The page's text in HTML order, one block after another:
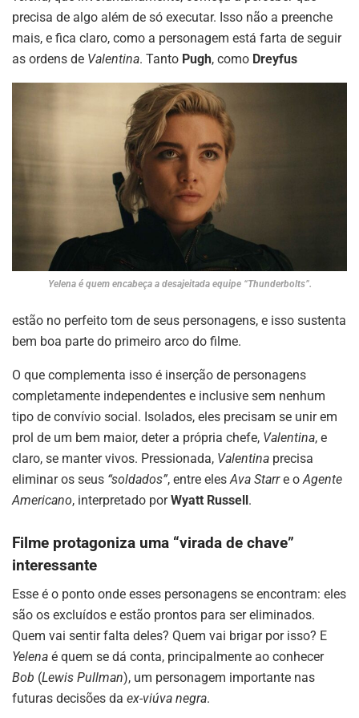
precisa de algo além de só executar. Isso não a preenche
mais, e fica claro, como a personagem está farta de seguir
as ordens de Valentina. Tanto Pugh, como Dreyfus
Yelena é quem encabeça a desajeitada equipe “Thunderbolts”.
estão no perfeito tom de seus personagens, e isso sustenta
bem boa parte do primeiro arco do filme.
O que complementa isso é inserção de personagens
completamente independentes e inclusive sem nenhum
tipo de convívio social. Isolados, eles precisam se unir em
prol de um bem maior, deter a própria chefe, Valentina, e
claro, se manter vivos. Pressionada, Valentina precisa
eliminar os seus “soldados”, entre elesAva Starre oAgente
Americano, interpretado porWyatt Russell.
Filme protagoniza uma “virada de chave”
interessante
Esse é o ponto onde esses personagens se encontram: eles
são os excluídos e estão prontos para ser eliminados.
Quem vai sentir falta deles? Quem vai brigar por isso? E
Yelena é quem se dá conta, principalmente ao conhecer
Bob (Lewis Pullman), um personagem importante nas
futuras decisões da ex-viúva negra.